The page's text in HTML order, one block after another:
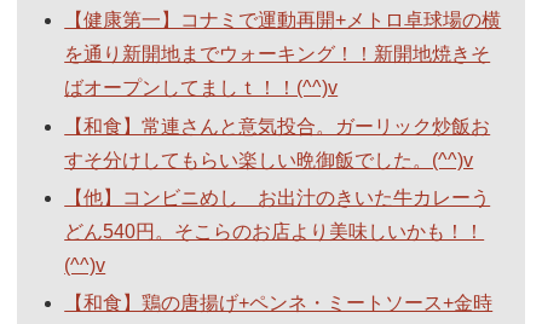
【健康第一】コナミで運動再開+メトロ卓球場の横
を通り新開地までウォーキング！！新開地焼きそ
ばオープンしてましｔ！！(^^)v
【和食】常連さんと意気投合。ガーリック炒飯お
すそ分けしてもらい楽しい晩御飯でした。(^^)v
【他】コンビニめし お出汁のきいた牛カレーう
どん540円。そこらのお店より美味しいかも！！
(^^)v
【和食】鶏の唐揚げ+ペンネ・ミートソース+金時